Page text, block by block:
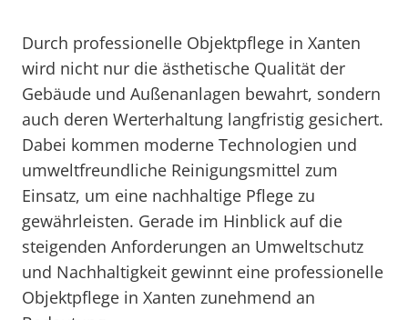
Durch professionelle Objektpflege in Xanten
wird nicht nur die ästhetische Qualität der
Gebäude und Außenanlagen bewahrt, sondern
auch deren Werterhaltung langfristig gesichert.
Dabei kommen moderne Technologien und
umweltfreundliche Reinigungsmittel zum
Einsatz, um eine nachhaltige Pflege zu
gewährleisten. Gerade im Hinblick auf die
steigenden Anforderungen an Umweltschutz
und Nachhaltigkeit gewinnt eine professionelle
Objektpflege in Xanten zunehmend an